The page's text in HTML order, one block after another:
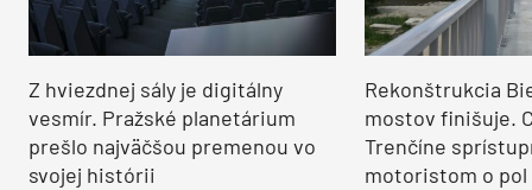
Z hviezdnej sály je digitálny
vesmír. Pražské planetárium
prešlo najväčšou premenou vo
svojej histórii
Rekonštrukcia
mostov finišuje.
Trenčíne
motoristom o pol